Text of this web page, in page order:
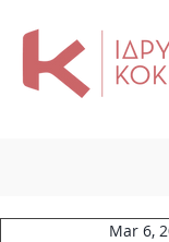
Mar 6,